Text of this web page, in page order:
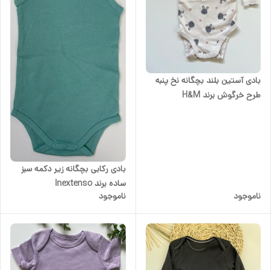
بادی آستین بلند بچگانه نخ پنبه
طرح خرگوش برند H&M
ناموجود
بادی رکابی بچگانه زیر دکمه سبز
ساده برند Inextenso
ناموجود